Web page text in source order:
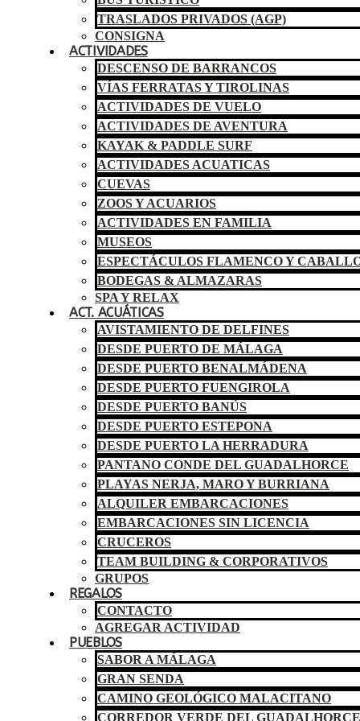
TRASLADOS PRIVADOS (AGP)
CONSIGNA
ACTIVIDADES
DESCENSO DE BARRANCOS
VÍAS FERRATAS Y TIROLINAS
ACTIVIDADES DE VUELO
ACTIVIDADES DE AVENTURA
KAYAK & PADDLE SURF
ACTIVIDADES ACUATICAS
CUEVAS
ZOOS Y ACUARIOS
ACTIVIDADES EN FAMILIA
MUSEOS
ESPECTÁCULOS FLAMENCO Y
BODEGAS & ALMAZARAS
SPA Y RELAX
ACT. ACUÁTICAS
AVISTAMIENTO DE DELFINES
DESDE PUERTO DE MÁLAGA
DESDE PUERTO BENALMÁDENA
DESDE PUERTO FUENGIROLA
DESDE PUERTO BANÚS
DESDE PUERTO ESTEPONA
DESDE PUERTO LA HERRADURA
PANTANO CONDE DEL GUADALHORCE
PLAYAS NERJA, MARO Y BURRIANA
ALQUILER EMBARCACIONES
EMBARCACIONES SIN LICENCIA
CRUCEROS
TEAM BUILDING & CORPORATIVOS
GRUPOS
REGALOS
CONTACTO
AGREGAR ACTIVIDAD
PUEBLOS
SABOR A MÁLAGA
GRAN SENDA
CAMINO GEOLÓGICO MALACITANO
CORREDOR VERDE DEL GUADALHORCE